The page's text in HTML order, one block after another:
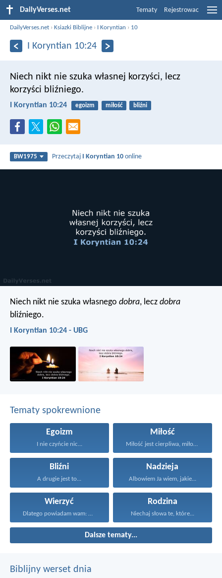
DailyVerses.net Tematy Rejestrowac
DailyVerses.net ›Ksiazki Biblijne › I Koryntian › 10
I Koryntian 10:24
Niech nikt nie szuka własnej korzyści, lecz
korzyści bliźniego.
I Koryntian 10:24 egoizm miłość bliźni
BW1975 Przeczytaj I Koryntian 10 online
Niech nikt nie szuka własnego dobra, lecz dobra
bliźniego.
I Koryntian 10:24 - UBG
Tematy spokrewnione
Egoizm
I nie czyńcie nic...
Miłość
Miłość jest cierpliwa, miłość...
Bliźni
A drugie jest to...
Nadzieja
Albowiem Ja wiem, jakie...
Wierzyć
Dlatego powiadam wam: Wszystko...
Rodzina
Niechaj słowa te, które...
Dalsze tematy...
Biblijny werset dnia